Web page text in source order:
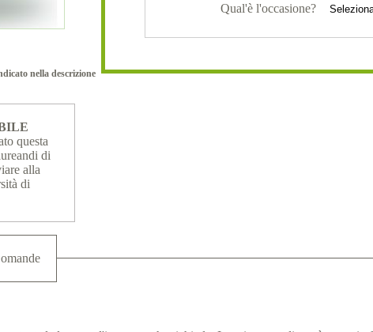
nella descrizione
questa
di
alla
di
Qual'è l'occasione?